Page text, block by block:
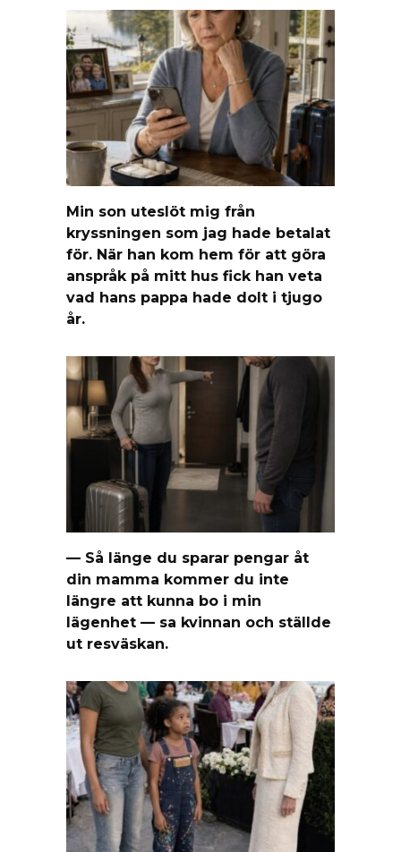
Min son uteslöt mig från
kryssningen som jag hade betalat
för. När han kom hem för att göra
anspråk på mitt hus fick han veta
vad hans pappa hade dolt i tjugo
år.
— Så länge du sparar pengar åt
din mamma kommer du inte
längre att kunna bo i min
lägenhet — sa kvinnan och ställde
ut resväskan.